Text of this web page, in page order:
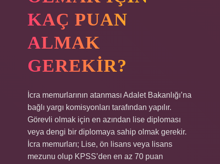
KAÇ PUAN
ALMAK
GEREKIR?
İcra memurlarının atanması Adalet Bakanlığı’na
bağlı yargı komisyonları tarafından yapılır.
Görevli olmak için en azından lise diploması
veya dengi bir diplomaya sahip olmak gerekir.
İcra memurları; Lise, ön lisans veya lisans
mezunu olup KPSS’den en az 70 puan